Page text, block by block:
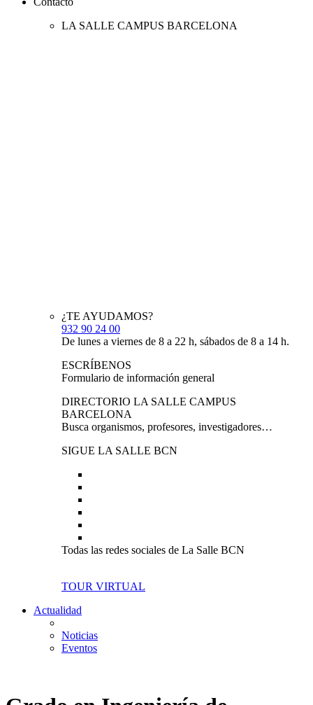
LA SALLE CAMPUS BARCELONA
¿TE AYUDAMOS?
932 90 24 00
De lunes a viernes de 8 a 22 h, sábados de 8 a 14 h.
ESCRÍBENOS
Formulario de información general
DIRECTORIO LA SALLE CAMPUS
BARCELONA
Busca organismos, profesores, investigadores…
SIGUE LA SALLE BCN
Todas las redes sociales de La Salle BCN
TOUR VIRTUAL
Actualidad
Noticias
Eventos